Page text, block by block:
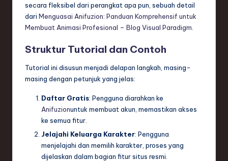
secara fleksibel dari perangkat apa pun, sebuah detail
dari Menguasai Anifuzion: Panduan Komprehensif untuk
Membuat Animasi Profesional – Blog Visual Paradigm
Struktur Tutorial dan Contoh
Tutorial ini disusun menjadi delapan langkah, masing-
masing dengan petunjuk yang jelas:
Daftar Gratis: Pengguna diarahkan ke
Anifuzionuntuk membuat akun, memastikan akses
ke semua fitur.
Jelajahi Keluarga Karakter: Pengguna
menjelajahi dan memilih karakter, proses yang
dijelaskan dalam bagian fitur situs resmi.